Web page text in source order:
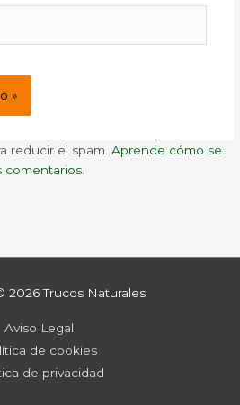
reducir el spam.Aprende cómo se
comentarios.
2026Trucos Naturales
Aviso Legal
de cookies
de privacidad